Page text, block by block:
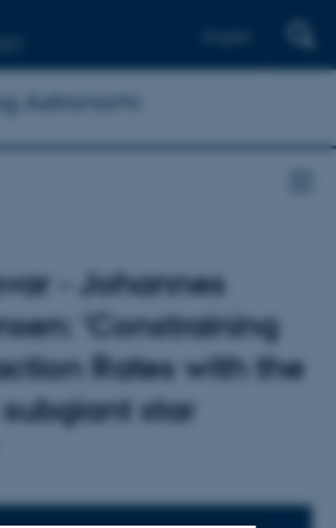
Astronomi
- Johannes
'Constraining
Rates with the
star